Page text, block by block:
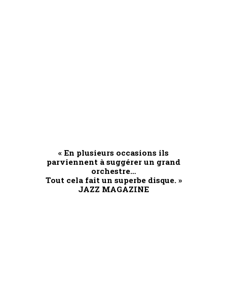
« En plusieurs occasions ils
parviennent à suggérer un grand
orchestre…
Tout cela fait un superbe disque. »
JAZZ MAGAZINE